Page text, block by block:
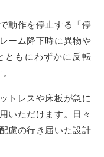
動作を停止する「停
ーム降下時に異物や
ともにわずかに反転
トレスや床板が急に
いただけます。日々
慮の行き届いた設計